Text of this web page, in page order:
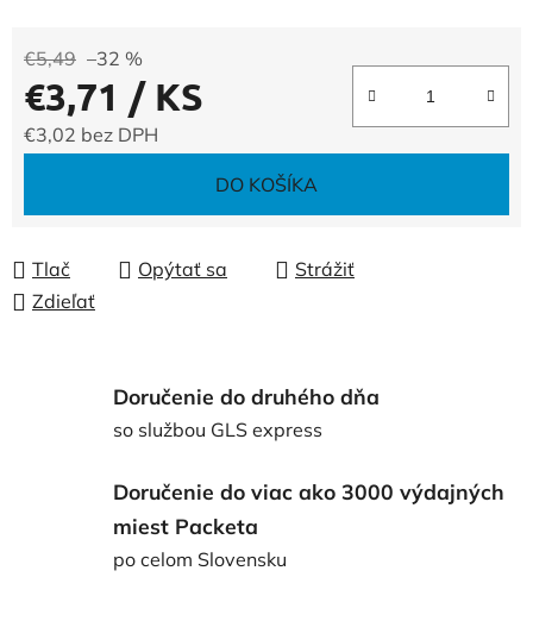
€5,49 –32 %
€3,71 / KS
€3,02 bez DPH
DO KOŠÍKA
Tlač Opýtať sa
Strážiť
Zdieľať
Doručenie do druhého dňa
so službou GLS express
Doručenie do viac ako 3000 výdajných
miest Packeta
po celom Slovensku